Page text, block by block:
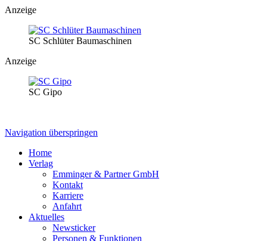
Anzeige
SC Schlüter Baumaschinen
Anzeige
SC Gipo
Navigation überspringen
Home
Verlag
Emminger & Partner GmbH
Kontakt
Karriere
Anfahrt
Aktuelles
Newsticker
Personen & Funktionen